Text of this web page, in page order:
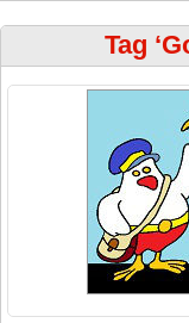
Tag